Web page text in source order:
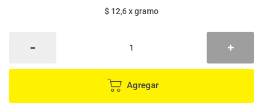
$ 12,6xgramo
Agregar